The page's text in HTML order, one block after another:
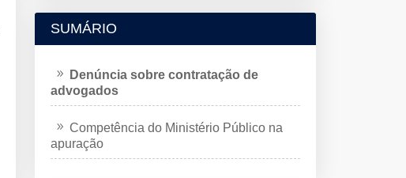
SUMÁRIO
Denúncia sobre contratação de
advogados
Competência do Ministério Público na
apuração